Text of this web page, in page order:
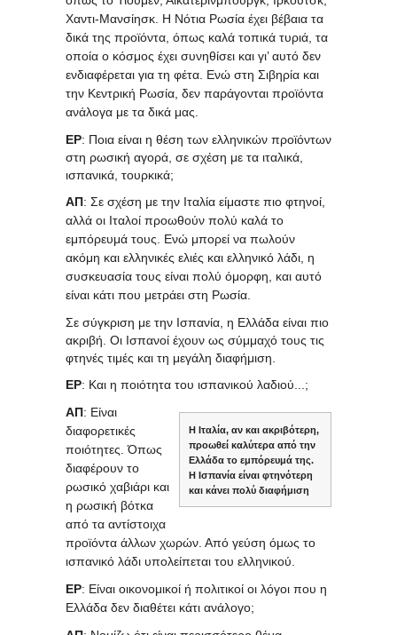
Χαντι-Μανσίησκ. Η Νότια Ρωσία έχει βέβαια τα
δικά της προϊόντα, όπως καλά τοπικά τυριά, τα
οποία ο κόσμος έχει συνηθίσει και γι’ αυτό δεν
ενδιαφέρεται για τη φέτα. Ενώ στη Σιβηρία και
την Κεντρική Ρωσία, δεν παράγονται προϊόντα
ανάλογα με τα δικά μας.
ΕΡ: Ποια είναι η θέση των ελληνικών προϊόντων
στη ρωσική αγορά, σε σχέση με τα ιταλικά,
ισπανικά, τουρκικά;
ΑΠ: Σε σχέση με την Ιταλία είμαστε πιο φτηνοί,
αλλά οι Ιταλοί προωθούν πολύ καλά το
εμπόρευμά τους. Ενώ μπορεί να πωλούν
ακόμη και ελληνικές ελιές και ελληνικό λάδι, η
συσκευασία τους είναι πολύ όμορφη, και αυτό
είναι κάτι που μετράει στη Ρωσία.
Σε σύγκριση με την Ισπανία, η Ελλάδα είναι πιο
ακριβή. Οι Ισπανοί έχουν ως σύμμαχό τους τις
φτηνές τιμές και τη μεγάλη διαφήμιση.
ΕΡ: Και η ποιότητα του ισπανικού λαδιού...;
Η Ιταλία, αν και ακριβότερη,
προωθεί καλύτερα από την
Ελλάδα το εμπόρευμά της.
H Ισπανία είναι φτηνότερη
και κάνει πολύ διαφήμιση
ΑΠ: Είναι
διαφορετικές
ποιότητες. Όπως
διαφέρουν το
ρωσικό χαβιάρι και
η ρωσική βότκα
από τα αντίστοιχα
προϊόντα άλλων χωρών. Από γεύση όμως το
ισπανικό λάδι υπολείπεται του ελληνικού.
ΕΡ: Είναι οικονομικοί ή πολιτικοί οι λόγοι που η
Ελλάδα δεν διαθέτει κάτι ανάλογο;